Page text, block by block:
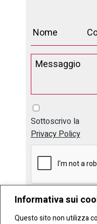
Informativa sui
Questo sito non utilizza
Sottoscrivo la
Privacy Policy